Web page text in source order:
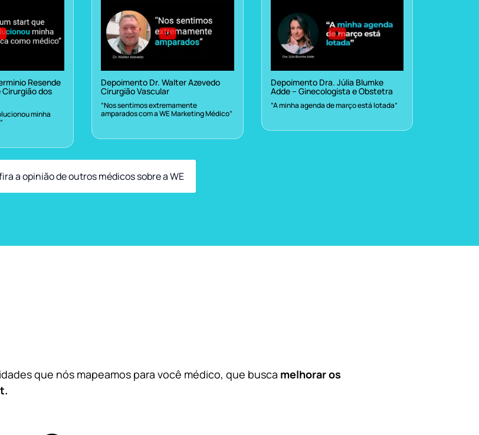
Resende
dos
minha
Depoimento Dr. Walter Azevedo
Cirurgião Vascular
“Nos sentimos extremamente
amparados com a WE Marketing Médico”
Depoimento Dra. Júlia Blumke
Adde – Ginecologista e Obstetra
“A minha agenda de março está lotada”
a opinião de outros médicos sobre a WE
que nós mapeamos para você médico, que busca melhorar os